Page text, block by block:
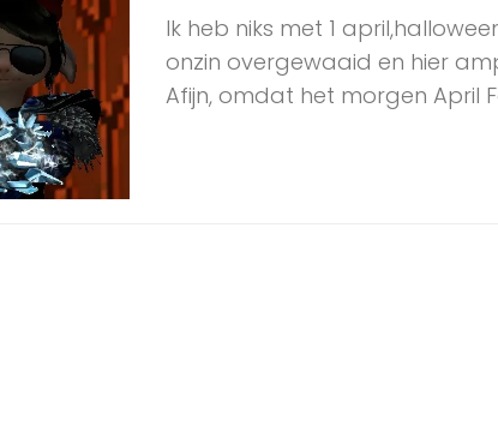
Ik heb niks met 1
onzin overgewaaid en hier
Afijn, omdat het morgen April